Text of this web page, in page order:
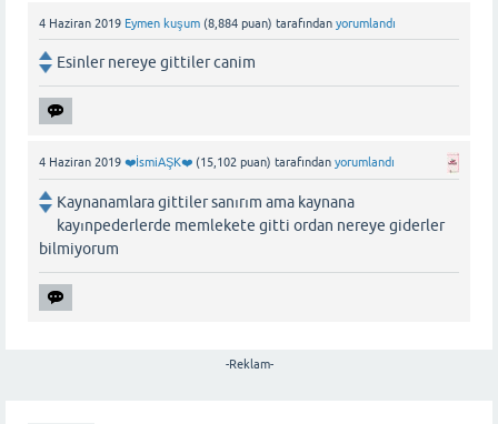
4 Haziran 2019 Eymen kuşum (8,884 puan) tarafından yorumlandı
Esinler nereye gittiler canim
4 Haziran 2019 ❤️İsmiAŞK❤️ (15,102 puan) tarafından yorumlandı
Kaynanamlara gittiler sanırım ama kaynana
kayınpederlerde memlekete gitti ordan nereye giderler
bilmiyorum
-Reklam-